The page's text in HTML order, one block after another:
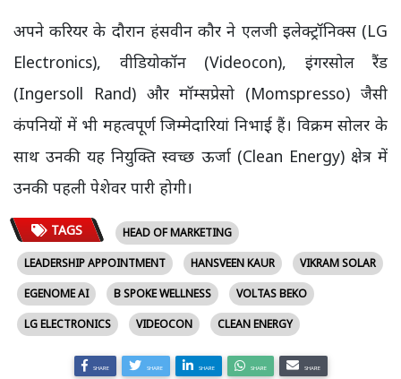
अपने करियर के दौरान हंसवीन कौर ने एलजी इलेक्ट्रॉनिक्स (LG
Electronics), वीडियोकॉन (Videocon), इंगरसोल रैंड
(Ingersoll Rand) और मॉम्सप्रेसो (Momspresso) जैसी
कंपनियों में भी महत्वपूर्ण जिम्मेदारियां निभाई हैं। विक्रम सोलर के
साथ उनकी यह नियुक्ति स्वच्छ ऊर्जा (Clean Energy) क्षेत्र में
उनकी पहली पेशेवर पारी होगी।
TAGS
HEAD OF MARKETING
LEADERSHIP APPOINTMENT
HANSVEEN KAUR
VIKRAM SOLAR
EGENOME AI
B SPOKE WELLNESS
VOLTAS BEKO
LG ELECTRONICS
VIDEOCON CLEAN ENERGY
SHARE SHARE SHARE SHARE SHARE